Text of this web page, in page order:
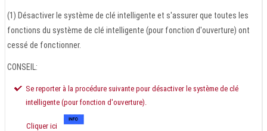
(1) Désactiver le système de clé intelligente et s'assurer que toutes les
fonctions du système de clé intelligente (pour fonction d'ouverture) ont
cessé de fonctionner.
CONSEIL:
Se reporter à la procédure suivante pour désactiver le système de clé
intelligente (pour fonction d'ouverture).
Cliquer ici